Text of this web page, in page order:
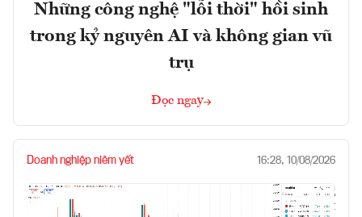
Những công nghệ "lỗi thời" hồi sinh
trong kỷ nguyên AI và không gian vũ
trụ
Đọc ngay
Doanh nghiệp niêm yết 16:28, 10/08/2026